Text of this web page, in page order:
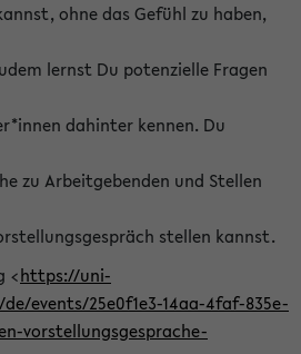
ohne das Gefühl zu haben,
lernst Du potenzielle Fragen
dahinter kennen. Du
zu Arbeitgebenden und Stellen
stellen kannst.
<https://uni-
events/25e0f1e3-14aa-4faf-835e-
vorstellungsgesprache-